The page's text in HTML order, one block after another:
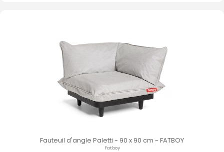
Fauteuil d'angle Paletti - 90 x 90 cm - FATBOY
Fatboy